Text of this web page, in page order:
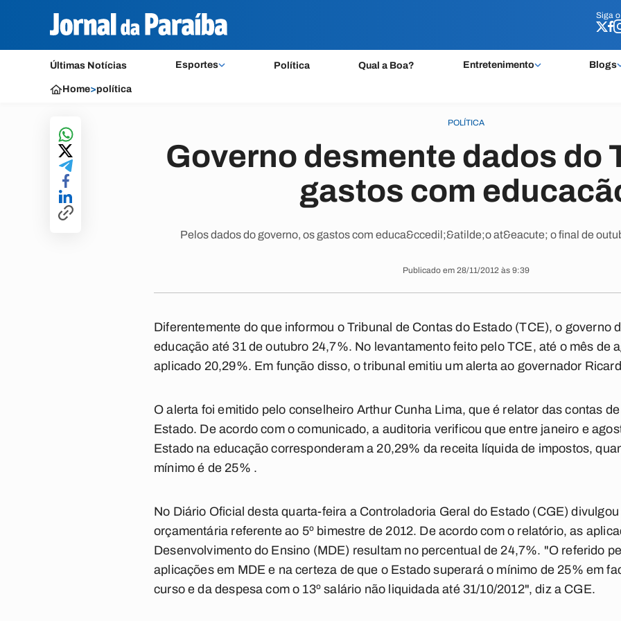
Siga o
Últimas Notícias Esportes Política Qual a Boa? Entretenimento Blogs
Siga o
Home>política
POLÍTICA
Governo desmente dados do
gastos com
Pelos dados do governo, os gastos com educa&ccedil;&atilde;o at&eacute; o final de
Publicado em 28/11/2012 às 9:39
Diferentemente do que informou o Tribunal de Contas do Estado (TCE), o governo
educação até 31 de outubro 24,7%. No levantamento feito pelo TCE, até o mês de
aplicado 20,29%. Em função disso, o tribunal emitiu um alerta ao governador
O alerta foi emitido pelo conselheiro Arthur Cunha Lima, que é relator das contas
Estado. De acordo com o comunicado, a auditoria verificou que entre janeiro e
Estado na educação corresponderam a 20,29% da receita líquida de impostos,
mínimo é de 25% .
No Diário Oficial desta quarta-feira a Controladoria Geral do Estado (CGE)
orçamentária referente ao 5º bimestre de 2012. De acordo com o relatório, as
Desenvolvimento do Ensino (MDE) resultam no percentual de 24,7%. "O referido
aplicações em MDE e na certeza de que o Estado superará o mínimo de 25% em
curso e da despesa com o 13º salário não liquidada até 31/10/2012", diz a CGE.